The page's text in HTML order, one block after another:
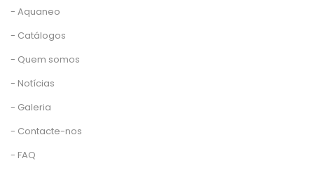
- Aquaneo
- Catálogos
- Quem somos
- Notícias
- Galeria
- Contacte-nos
- FAQ